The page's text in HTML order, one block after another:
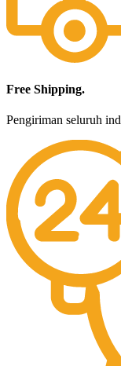
Free Shipping.
Pengiriman seluruh